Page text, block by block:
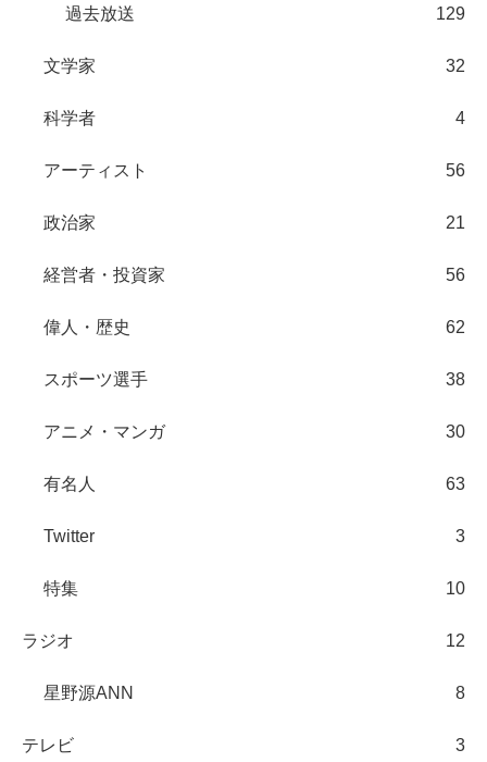
過去放送 129
文学家 32
科学者 4
アーティスト 56
政治家 21
経営者・投資家 56
偉人・歴史 62
スポーツ選手 38
アニメ・マンガ 30
有名人 63
Twitter 3
特集 10
ラジオ 12
星野源ANN 8
テレビ 3